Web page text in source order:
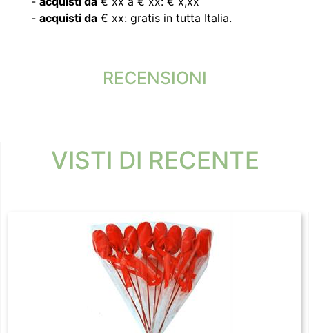
- acquisti da € xx: gratis in tutta Italia.
RECENSIONI
VISTI DI RECENTE